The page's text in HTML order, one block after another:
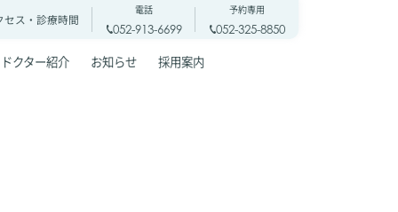
セス・診療時間
電話
052-913-6699
予約専用
052-325-8850
ドクター紹介 お知らせ 採用案内